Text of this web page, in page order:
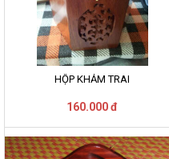
HỘP KHẢM TRAI
160.000 đ